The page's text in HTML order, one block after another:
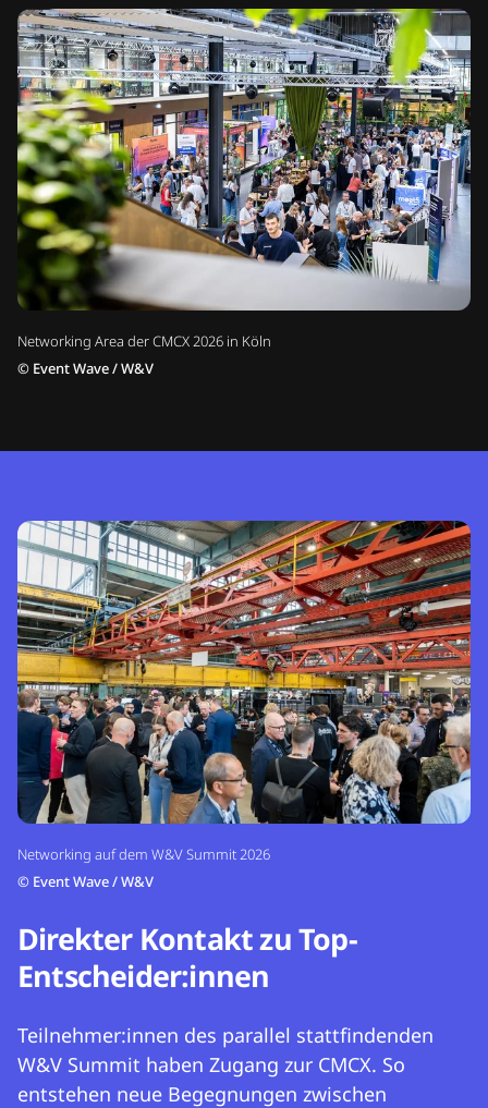
Networking Area der CMCX 2026 in Köln
© Event Wave / W&V
Networking auf dem W&V Summit 2026
© Event Wave / W&V
Direkter Kontakt zu Top-
Entscheider:innen
Teilnehmer:innen des parallel stattfindenden
W&V Summit haben Zugang zur CMCX. So
entstehen neue Begegnungen zwischen